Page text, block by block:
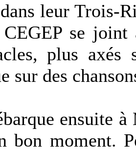
leur Trois-
CEGEP se
plus
sur des
ensuite
bon moment.